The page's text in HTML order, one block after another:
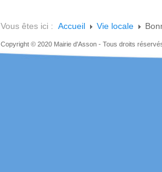
Vous êtes ici : Accueil Vie locale
Copyright © 2020 Mairie d'Asson - Tous droits